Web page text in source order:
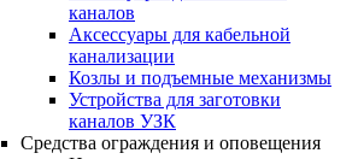
каналов
Аксессуары для кабельной
канализации
Козлы и подъемные механизмы
Устройства для заготовки
каналов УЗК
Средства ограждения и оповещения